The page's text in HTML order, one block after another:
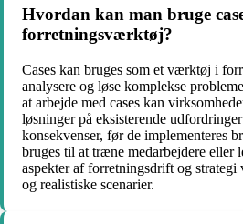
Hvordan kan man bruge
forretningsværktøj?
Cases kan bruges som et værktøj i
analysere og løse komplekse
at arbejde med cases kan
løsninger på eksisterende
konsekvenser, før de implementeres
bruges til at træne medarbejdere eller
aspekter af forretningsdrift og strategi
og realistiske scenarier.